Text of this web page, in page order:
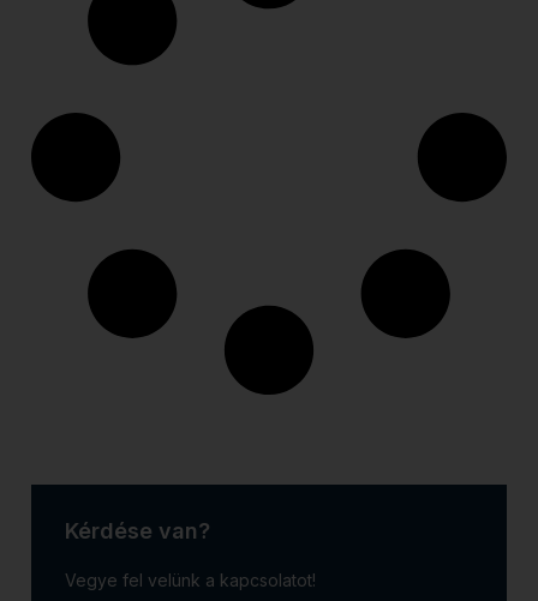
Kérdése van?
Vegye fel velünk a kapcsolatot!